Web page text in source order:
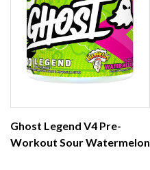
Ghost Legend V4 Pre-
Workout Sour Watermelon